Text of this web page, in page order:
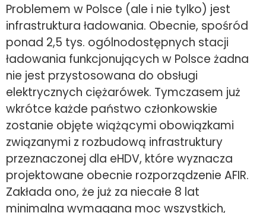
Problemem w Polsce (ale i nie tylko) jest
infrastruktura ładowania. Obecnie, spośród
ponad 2,5 tys. ogólnodostępnych stacji
ładowania funkcjonujących w Polsce żadna
nie jest przystosowana do obsługi
elektrycznych ciężarówek. Tymczasem już
wkrótce każde państwo członkowskie
zostanie objęte wiążącymi obowiązkami
związanymi z rozbudową infrastruktury
przeznaczonej dla eHDV, które wyznacza
projektowane obecnie rozporządzenie AFIR.
Zakłada ono, że już za niecałe 8 lat
minimalna wymagana moc wszystkich,